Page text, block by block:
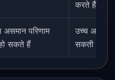
करते हैं या
परिणाम
सकते हैं
उच्च
सकती है।.